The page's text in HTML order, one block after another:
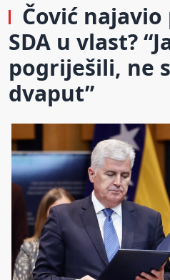
Čović
SDA u vlast?
pogriješili, ne
dvaput”